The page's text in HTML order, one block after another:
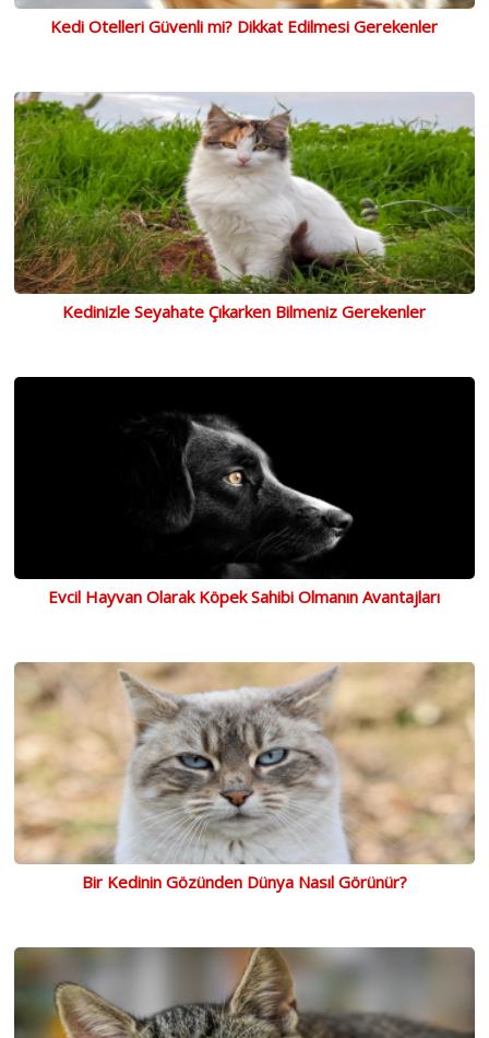
Kedi Otelleri Güvenli mi? Dikkat Edilmesi Gerekenler
Kedinizle Seyahate Çıkarken Bilmeniz Gerekenler
Evcil Hayvan Olarak Köpek Sahibi Olmanın Avantajları
Bir Kedinin Gözünden Dünya Nasıl Görünür?